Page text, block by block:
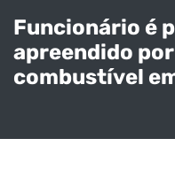
Funcionário é
apreendido
combustível